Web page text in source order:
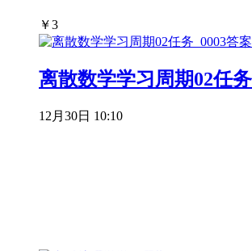
￥3
离散数学学习周期02任
12月30日 10:10